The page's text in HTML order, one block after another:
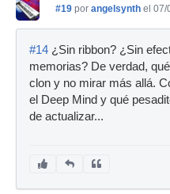
#19 por angelsynth el 07/
#14 ¿Sin ribbon? ¿Sin
memorias? De verdad,
clon y no mirar más allá.
el Deep Mind y qué
de actualizar...